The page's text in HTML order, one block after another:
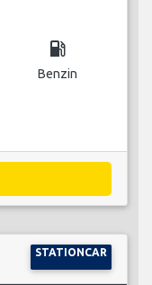
local_gas_station
Benzin
STATIONCAR